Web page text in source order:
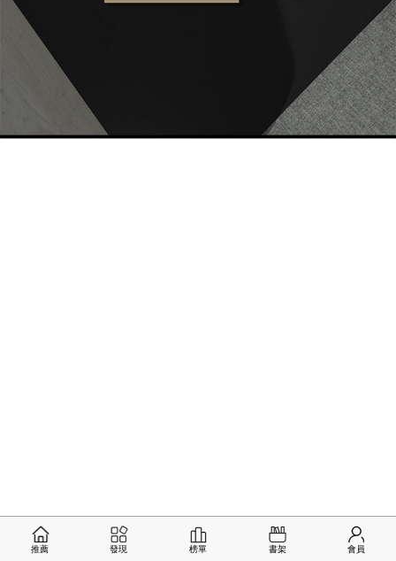
推薦 發現 榜單 書架 會員